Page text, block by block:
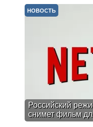
Российский
снимет фильм
НОВОСТЬ